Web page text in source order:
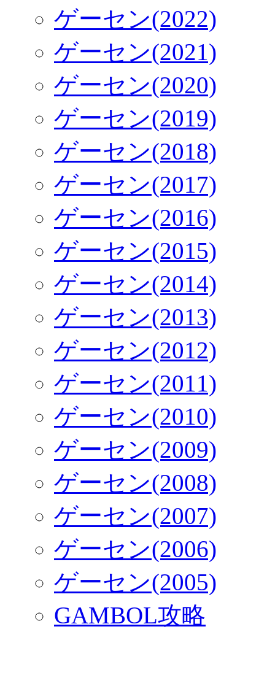
ゲーセン(2022)
ゲーセン(2021)
ゲーセン(2020)
ゲーセン(2019)
ゲーセン(2018)
ゲーセン(2017)
ゲーセン(2016)
ゲーセン(2015)
ゲーセン(2014)
ゲーセン(2013)
ゲーセン(2012)
ゲーセン(2011)
ゲーセン(2010)
ゲーセン(2009)
ゲーセン(2008)
ゲーセン(2007)
ゲーセン(2006)
ゲーセン(2005)
GAMBOL攻略